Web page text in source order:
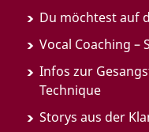
Du möchtest auf
Vocal Coaching –
Infos zur
Technique
Storys aus der